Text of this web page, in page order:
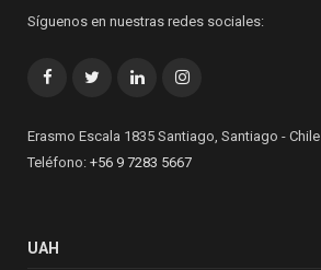
Síguenos en nuestras redes sociales:
FacebookTwitterLinkedInInstagram
Erasmo Escala 1835 Santiago, Santiago - Chile
Teléfono: +56 9 7283 5667
UAH